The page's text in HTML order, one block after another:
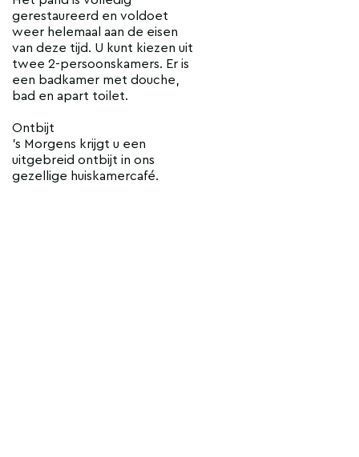
gerestaureerd en voldoet
weer helemaal aan de eisen
van deze tijd. U kunt kiezen uit
twee 2-persoonskamers. Er is
een badkamer met douche,
bad en apart toilet.
Ontbijt
's Morgens krijgt u een
uitgebreid ontbijt in ons
gezellige huiskamercafé.